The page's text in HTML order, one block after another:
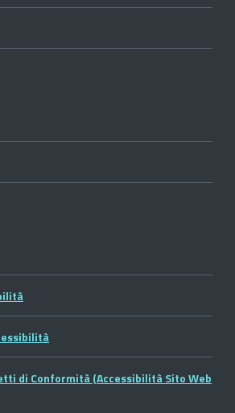
di Conformità (Accessibilità Sito Web